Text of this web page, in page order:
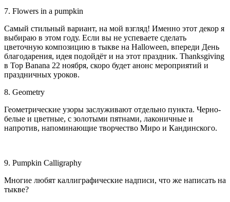
7. Flowers in a pumpkin
Самый стильный вариант, на мой взгляд! Именно этот декор я
выбираю в этом году. Если вы не успеваете сделать
цветочную композицию в тыкве на Halloween, впереди День
благодарения, идея подойдёт и на этот праздник. Thanksgiving
в Top Banana 22 ноября, скоро будет анонс мероприятий и
праздничных уроков.
8. Geometry
Геометрические узоры заслуживают отдельно пункта. Черно-
белые и цветные, с золотыми пятнами, лаконичные и
напротив, напоминающие творчество Миро и Кандинского.
9. Pumpkin Calligraphy
Многие любят каллиграфические надписи, что же написать на
тыкве?